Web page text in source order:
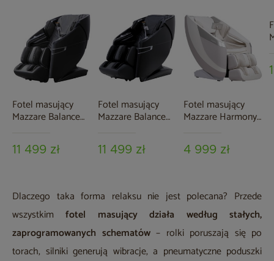
Fotel masujący
Mazzare Balance
11 499 zł
Fotel masujący
Mazzare Balance
11 499 zł
Fotel masujący
Mazzare Harmony
4 999 zł
Dlaczego taka forma relaksu nie jest polecana? Przede
wszystkim fotel masujący działa według stałych,
zaprogramowanych schematów– rolki poruszają się po
torach, silniki generują wibracje, a pneumatyczne poduszki